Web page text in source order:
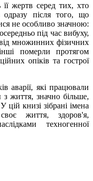
її жертв серед тих, хто
одразу після того, що
не особливо значною:
під час вибуху,
множинних фізичних
померли протягом
опіків та гострої
аварії, які працювали
життя, значно більше,
цій книзі зібрані імена
життя, здоров'я,
техногенної